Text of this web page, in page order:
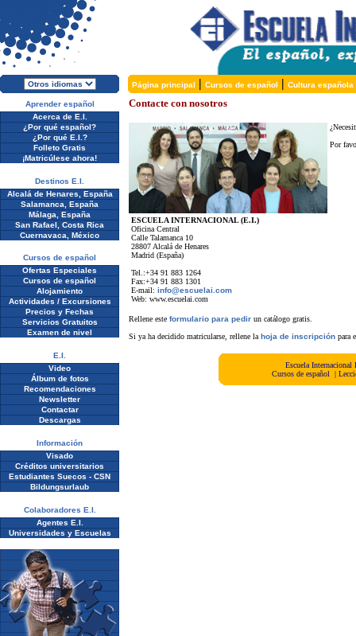
Página principal | Cursos de español | Cultura española
Aprender español
Acerca de E.I.
¿Por qué español?
¿Por qué E.I.?
Folleto Gratis
¡Matricúlese ahora!
Destinos E.I.
Alcalá de Henares, España
Salamanca, España
Málaga, España
San Rafael, Costa Rica
Cuernavaca, México
Cursos de español
Ofertas Especiales
Cursos de español
Alojamiento
Actividades / Excursiones
Precios y Fechas
Servicios Gratuitos
Examen de nivel
E.I.
Video
Álbum de fotos
Recomendaciones
Newsletter
Contactar
Descargas
Información
Visado
Créditos universitarios
Estudiantes Suecos - CSN
Bildungsurlaub
Colaboradores E.I.
Agentes E.I.
Universidades y Escuelas
Contacte con nosotros
Por
ESCUELA INTERNACIONAL (E.I.)
Oficina Central
Calle Talamanca 10
28807 Alcalá de Henares
Madrid (España)
Tel.:+34 91 883 1264
Fax:+34 91 883 1301
E-mail: info@escuelai.com
Web: www.escuelai.com
Rellene este formulario para pedir un catálogo gratis.
Si ya ha decidido matricularse, rellene la hoja de inscripción para
Escuela
Cursos de español
|